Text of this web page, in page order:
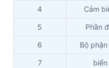
4 Cảm
5 Phần
6 Bộ
7